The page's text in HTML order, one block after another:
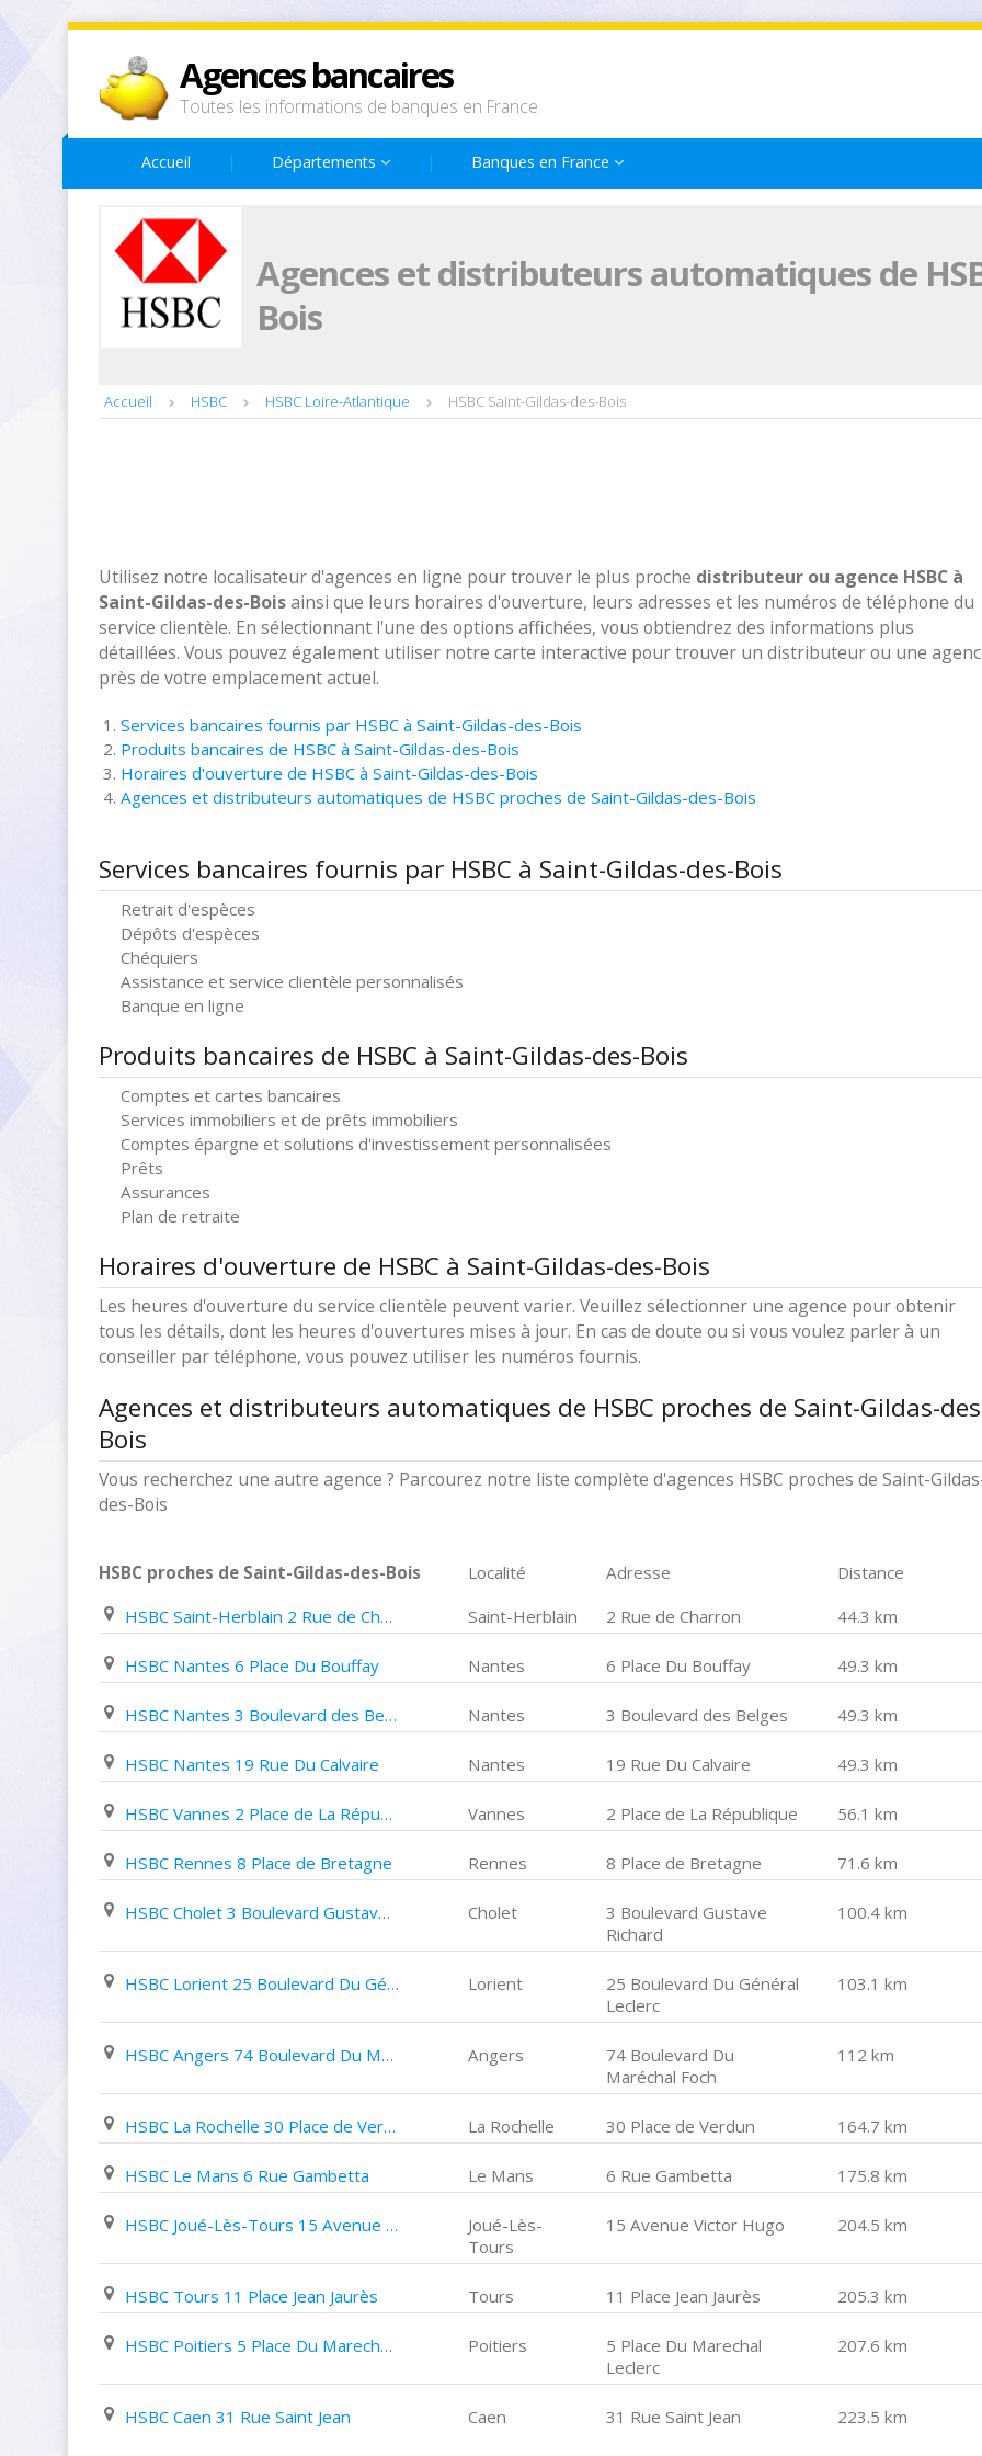
Agences bancaires
Toutes les informations de banques en France
Accueil Départements Banques en France
Agences et distributeurs automatiques de
Bois
Accueil HSBC HSBC Loire-Atlantique HSBC Saint-Gildas-des-Bois
Utilisez notre localisateur d'agences en ligne pour trouver le plus proche distributeur ou agence HSBC à
Saint-Gildas-des-Boisainsi que leurs horaires d'ouverture, leurs adresses et les numéros de téléphone du
service clientèle. En sélectionnant l'une des options affichées, vous obtiendrez des informations plus
détaillées. Vous pouvez également utiliser notre carte interactive pour trouver un distributeur ou une
près de votre emplacement actuel.
Services bancaires fournis par HSBC à Saint-Gildas-des-Bois
Produits bancaires de HSBC à Saint-Gildas-des-Bois
Horaires d'ouverture de HSBC à Saint-Gildas-des-Bois
Agences et distributeurs automatiques de HSBC proches de Saint-Gildas-des-Bois
Services bancaires fournis par HSBC à Saint-Gildas-des-Bois
Retrait d'espèces
Dépôts d'espèces
Chéquiers
Assistance et service clientèle personnalisés
Banque en ligne
Produits bancaires de HSBC à Saint-Gildas-des-Bois
Comptes et cartes bancaires
Services immobiliers et de prêts immobiliers
Comptes épargne et solutions d'investissement personnalisées
Prêts
Assurances
Plan de retraite
Horaires d'ouverture de HSBC à Saint-Gildas-des-Bois
Les heures d'ouverture du service clientèle peuvent varier. Veuillez sélectionner une agence pour obtenir
tous les détails, dont les heures d'ouvertures mises à jour. En cas de doute ou si vous voulez parler à un
conseiller par téléphone, vous pouvez utiliser les numéros fournis.
Agences et distributeurs automatiques de HSBC proches de Saint-Gildas-
Bois
Vous recherchez une autre agence ? Parcourez notre liste complète d'agences HSBC proches de Saint-
des-Bois
HSBC proches de Saint-Gildas-des-Bois Localité Adresse
Distance
HSBC Saint-Herblain 2 Rue de Charron
Saint-Herblain 2 Rue de Charron 44.3 km
HSBC Nantes 6 Place Du Bouffay Nantes 6 Place Du Bouffay 49.3 km
HSBC Nantes 3 Boulevard des Belges Nantes 3 Boulevard des Belges 49.3 km
HSBC Nantes 19 Rue Du Calvaire Nantes 19 Rue Du Calvaire 49.3 km
HSBC Vannes 2 Place de La République Vannes 2 Place de La République 56.1 km
HSBC Rennes 8 Place de Bretagne Rennes 8 Place de Bretagne 71.6 km
HSBC Cholet 3 Boulevard Gustave Richard Cholet
3 Boulevard Gustave
Richard
100.4 km
HSBC Lorient 25 Boulevard Du Général Leclerc Lorient
25 Boulevard Du Général
Leclerc
103.1 km
HSBC Angers 74 Boulevard Du Maréchal Foch Angers
74 Boulevard Du
Maréchal Foch
112 km
HSBC La Rochelle 30 Place de Verdun La Rochelle 30 Place de Verdun 164.7 km
HSBC Le Mans 6 Rue Gambetta Le Mans 6 Rue Gambetta 175.8 km
HSBC Joué-Lès-Tours 15 Avenue Victor Hugo
Joué-Lès-
Tours
15 Avenue Victor Hugo 204.5 km
HSBC Tours 11 Place Jean Jaurès Tours 11 Place Jean Jaurès 205.3 km
HSBC Poitiers 5 Place Du Marechal Leclerc Poitiers
5 Place Du Marechal
Leclerc
207.6 km
HSBC Caen 31 Rue Saint Jean Caen 31 Rue Saint Jean 223.5 km